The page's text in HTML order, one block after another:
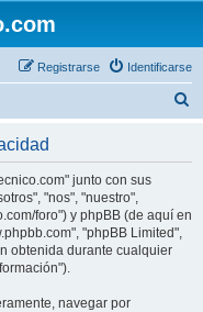
Identificarse
Registrarse
junto con sus
"nos", "nuestro",
foro") y phpBB (de aquí en
"phpBB Limited",
obtenida durante cualquier
navegar por